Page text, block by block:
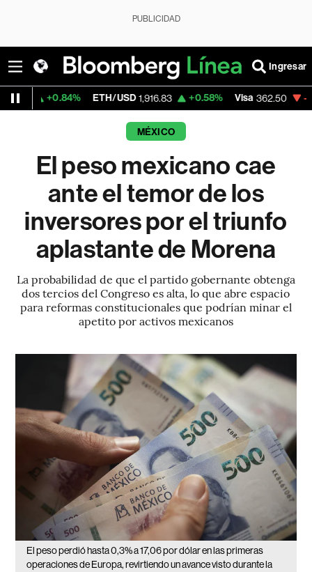
PUBLICIDAD
Ingresar
ETH/USD 1,916.83 +0.58% Visa 362.50 -2.15%
MÉXICO
El peso mexicano cae
ante el temor de los
inversores por el triunfo
aplastante de Morena
La probabilidad de que el partido gobernante obtenga
dos tercios del Congreso es alta, lo que abre espacio
para reformas constitucionales que podrían minar el
apetito por activos mexicanos
El peso perdió hasta 0,3% a 17,06 por dólar en las primeras
operaciones de Europa, revirtiendo un avance visto durante la